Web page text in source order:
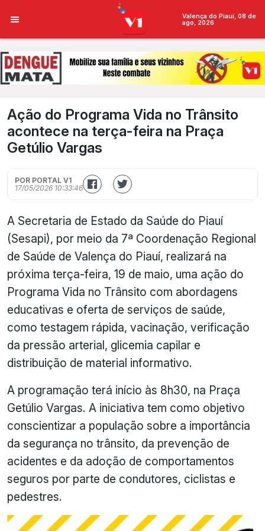
Valença do Piauí, 08 de
ago, 2026
Ação do Programa Vida no Trânsito
acontece na terça-feira na Praça
Getúlio Vargas
POR PORTAL V1
17/05/2026 10:33:46
A Secretaria de Estado da Saúde do Piauí
(Sesapi), por meio da 7ª Coordenação Regional
de Saúde de Valença do Piauí, realizará na
próxima terça-feira, 19 de maio, uma ação do
Programa Vida no Trânsito com abordagens
educativas e oferta de serviços de saúde,
como testagem rápida, vacinação, verificação
da pressão arterial, glicemia capilar e
distribuição de material informativo.
A programação terá início às 8h30, na Praça
Getúlio Vargas. A iniciativa tem como objetivo
conscientizar a população sobre a importância
da segurança no trânsito, da prevenção de
acidentes e da adoção de comportamentos
seguros por parte de condutores, ciclistas e
pedestres.